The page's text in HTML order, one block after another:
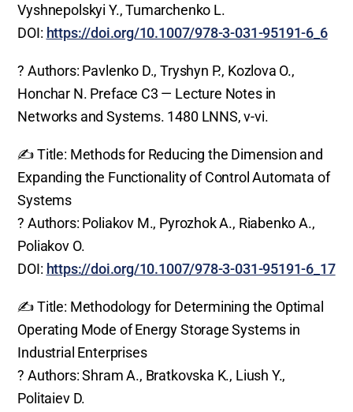
Vyshnepolskyi Y., Tumarchenko L.
DOI: https://doi.org/10.1007/978-3-031-95191-6_6
? Authors: Pavlenko D., Tryshyn P., Kozlova O.,
Honchar N. Preface C3 — Lecture Notes in
Networks and Systems. 1480 LNNS, v-vi.
✍️ Title: Methods for Reducing the Dimension and
Expanding the Functionality of Control Automata of
Systems
? Authors: Poliakov M., Pyrozhok A., Riabenko A.,
Poliakov O.
DOI: https://doi.org/10.1007/978-3-031-95191-6_17
✍️ Title: Methodology for Determining the Optimal
Operating Mode of Energy Storage Systems in
Industrial Enterprises
? Authors: Shram A., Bratkovska K., Liush Y.,
Politaiev D.